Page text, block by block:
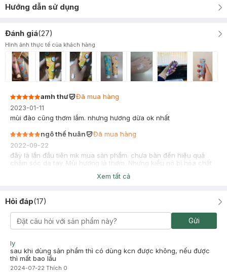
Hướng dẫn sử dụng
Đánh giá(27)
Hình ảnh thực tế của khách hàng
amh thư
Đã mua hàng
2023-01-11
mùi đào cũng thơm lắm. nhưng hương dừa ok nhất
ngô thế huân
Đã mua hàng
2022-09-22
đây là lần đầu tiên mk mua sản phẩm. chưa bàn đến hiệu quả
chăm sóc da tay. Mùi hương là thơm. Nhưng kiểu nó bị hóa chất
dưỡng tay mà hasaki bọc hàng khiếp quá. mk bóc vã mồ hôi
Xem tất cả
Hỏi đáp(17)
Gửi
ly
sau khi dùng sản phẩm thì có dùng kcn được không, nếu được
thì mất bao lầu
2024-07-22 Thích 0